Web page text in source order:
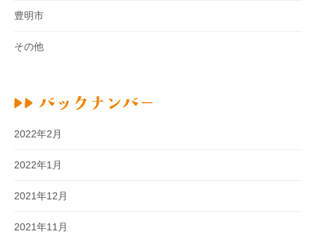
豊明市
その他
2022年2月
2022年1月
2021年12月
2021年11月